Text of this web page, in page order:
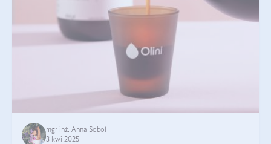
mgr inż. Anna Sobol
3 kwi 2025